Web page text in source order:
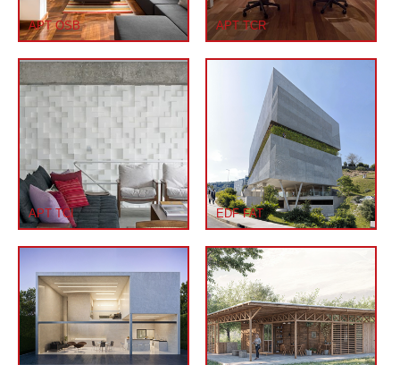
APT OSB APT TCR
APT TCI EDF FAT